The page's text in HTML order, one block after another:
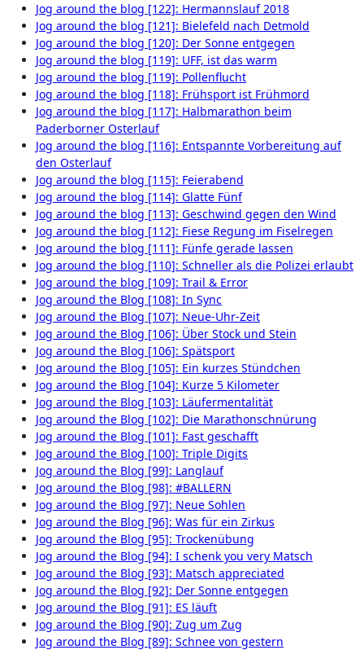
Jog around the blog [122]: Hermannslauf 2018
Jog around the blog [121]: Bielefeld nach Detmold
Jog around the blog [120]: Der Sonne entgegen
Jog around the blog [119]: UFF, ist das warm
Jog around the blog [119]: Pollenflucht
Jog around the blog [118]: Frühsport ist Frühmord
Jog around the blog [117]: Halbmarathon beim
Paderborner Osterlauf
Jog around the blog [116]: Entspannte Vorbereitung auf
den Osterlauf
Jog around the blog [115]: Feierabend
Jog around the blog [114]: Glatte Fünf
Jog around the blog [113]: Geschwind gegen den Wind
Jog around the blog [112]: Fiese Regung im Fiselregen
Jog around the blog [111]: Fünfe gerade lassen
Jog around the blog [110]: Schneller als die Polizei erlaubt
Jog around the blog [109]: Trail & Error
Jog around the Blog [108]: In Sync
Jog around the Blog [107]: Neue-Uhr-Zeit
Jog around the Blog [106]: Über Stock und Stein
Jog around the Blog [106]: Spätsport
Jog around the Blog [105]: Ein kurzes Stündchen
Jog around the Blog [104]: Kurze 5 Kilometer
Jog around the Blog [103]: Läufermentalität
Jog around the Blog [102]: Die Marathonschnürung
Jog around the Blog [101]: Fast geschafft
Jog around the Blog [100]: Triple Digits
Jog around the Blog [99]: Langlauf
Jog around the Blog [98]: #BALLERN
Jog around the Blog [97]: Neue Sohlen
Jog around the Blog [96]: Was für ein Zirkus
Jog around the Blog [95]: Trockenübung
Jog around the Blog [94]: I schenk you very Matsch
Jog around the Blog [93]: Matsch appreciated
Jog around the Blog [92]: Der Sonne entgegen
Jog around the Blog [91]: ES läuft
Jog around the Blog [90]: Zug um Zug
Jog around the Blog [89]: Schnee von gestern